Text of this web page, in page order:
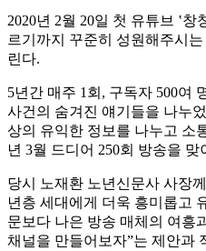
2020년 2월 20일 첫 유튜브 ‛창
르기까지 꾸준히 성원해주시
린다.
5년간 매주 1회, 구독자 500여
사건의 숨겨진 얘기들을 나누
상의 유익한 정보를 나누고 소
년 3월 드디어 250회 방송을 맞
당시 노재환 노년신문사 사장
년층 세대에게 더욱 흥미롭고
문보다 나은 방송 매체의 여흥
채널을 만들어보자”는 제안과